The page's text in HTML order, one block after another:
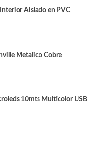
Aislado en PVC
Metalico Cobre
10mts Multicolor USB